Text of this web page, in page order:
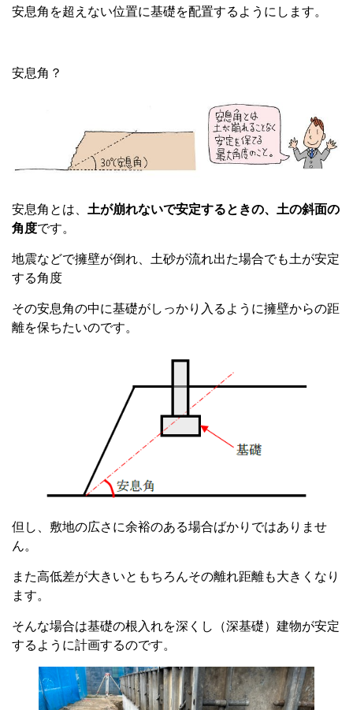
安息角を超えない位置に基礎を配置するようにします。
安息角？
安息角とは、 土が崩れないで安定するときの、土の斜面の
角度です。
地震などで擁壁が倒れ、土砂が流れ出た場合でも土が安定
する角度
その安息角の中に基礎がしっかり入るように擁壁からの距
離を保ちたいのです。
但し、敷地の広さに余裕のある場合ばかりではありませ
ん。
また高低差が大きいともちろんその離れ距離も大きくなり
ます。
そんな場合は基礎の根入れを深くし（深基礎）建物が安定
するように計画するのです。